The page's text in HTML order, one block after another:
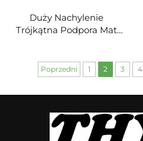
Duży Nachylenie
Trójkątna Podpora Mat
Sportów i Rozrywek
Poprzedni 1 2 3 4